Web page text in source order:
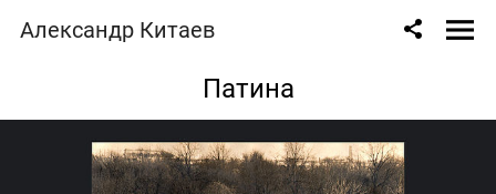
Александр Китаев
Патина